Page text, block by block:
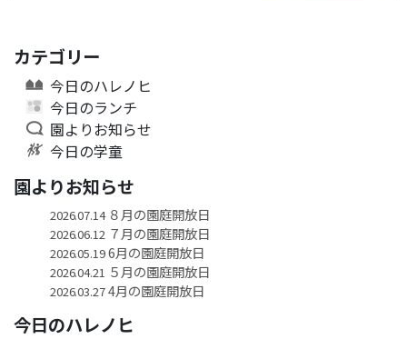
カテゴリー
今日のハレノヒ
今日のランチ
園よりお知らせ
今日の学童
園よりお知らせ
2026.07.14８月の園庭開放日
2026.06.12７月の園庭開放日
2026.05.196月の園庭開放日
2026.04.21 ５月の園庭開放日
2026.03.274月の園庭開放日
今日のハレノヒ